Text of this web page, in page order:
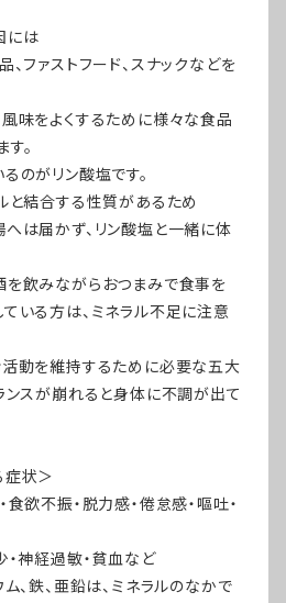
には
、ファストフード、スナックなどを
味をよくするために様々な食品
。
のがリン酸塩です。
と結合する性質があるため
は届かず、リン酸塩と一緒に体
を飲みながらおつまみで食事を
いる方は、ミネラル不足に注意
活動を維持するために必要な五大
ンスが崩れると身体に不調が出て
症状＞
食欲不振・脱力感・倦怠感・嘔吐・
・神経過敏・貧血など
、鉄、亜鉛は、ミネラルのなかで